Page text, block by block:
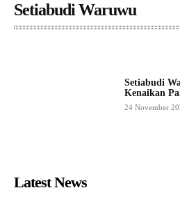
Setiabudi Waruwu
Setiabudi
Kenaikan
24 November
Latest News